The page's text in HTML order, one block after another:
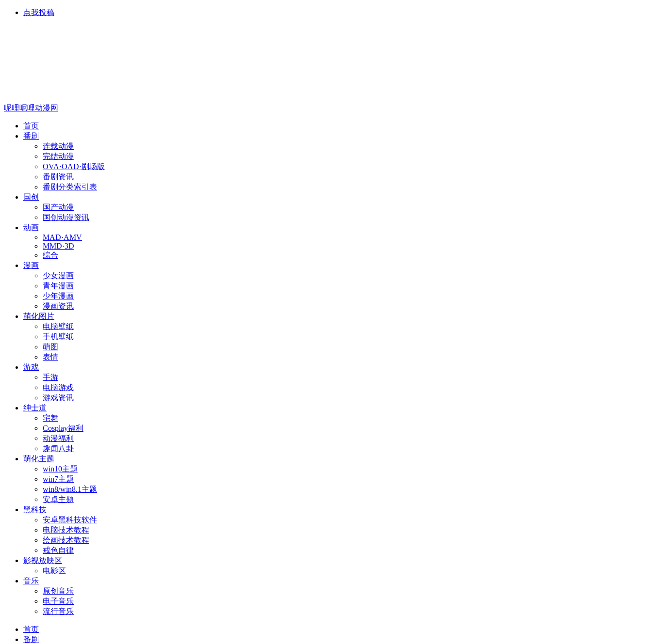
点我投稿
呢哩呢哩动漫网
首页
番剧
连载动漫
完结动漫
OVA·OAD·剧场版
番剧资讯
番剧分类索引表
国创
国产动漫
国创动漫资讯
动画
MAD·AMV
MMD·3D
综合
漫画
少女漫画
青年漫画
少年漫画
漫画资讯
萌化图片
电脑壁纸
手机壁纸
萌图
表情
游戏
手游
电脑游戏
游戏资讯
绅士道
宅舞
Cosplay福利
动漫福利
趣闻八卦
萌化主题
win10主题
win7主题
win8/win8.1主题
安卓主题
黑科技
安卓黑科技软件
电脑技术教程
绘画技术教程
戒色自律
影视放映区
电影区
音乐
原创音乐
电子音乐
流行音乐
首页
番剧